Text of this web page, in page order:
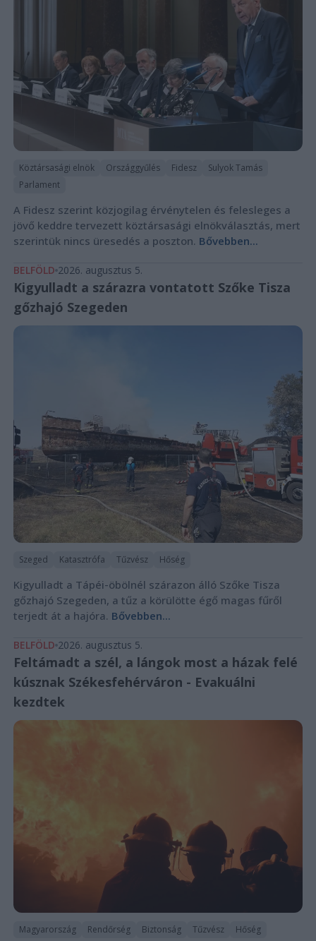
Köztársasági elnök Országgyűlés Fidesz
Sulyok Tamás
Parlament
A Fidesz szerint közjogilag érvénytelen és felesleges a
jövő keddre tervezett köztársasági elnökválasztás, mert
szerintük nincs üresedés a poszton. Bővebben...
BELFÖLD 2026. augusztus 5.
Kigyulladt a szárazra vontatott Szőke Tisza
gőzhajó Szegeden
Szeged Katasztrófa Tűzvész Hőség
Kigyulladt a Tápéi-öbölnél szárazon álló Szőke Tisza
gőzhajó Szegeden, a tűz a körülötte égő magas fűről
terjedt át a hajóra. Bővebben...
BELFÖLD 2026. augusztus 5.
Feltámadt a szél, a lángok most a házak felé
kúsznak Székesfehérváron - Evakuálni
kezdtek
Magyarország Rendőrség Biztonság Tűzvész Hőség